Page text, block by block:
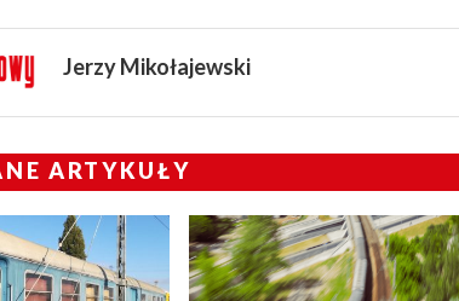
Jerzy Mikołajewski
ARTYKUŁY